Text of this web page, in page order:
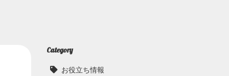
Category
お役立ち情報